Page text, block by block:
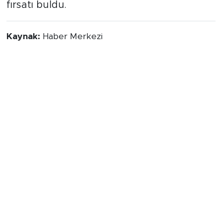
fırsatı buldu.
Kaynak: Haber Merkezi